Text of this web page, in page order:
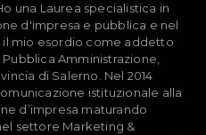
una Laurea specialistica in
d'impresa e pubblica e nel
il mio esordio come addetto
Amministrazione,
di Salerno. Nel 2014
istituzionale alla
d’impresa maturando
settore Marketing &